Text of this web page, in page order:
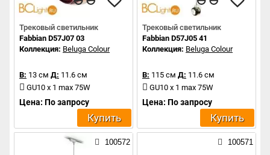
Трековый светильник
Fabbian D57J07 03
Коллекция: Beluga Colour
В: 13 см Д: 11.6 см
GU10 x 1 max 75W
Цена: По запросу
Купить
Трековый светильник
Fabbian D57J05 41
Коллекция: Beluga Colour
В: 115 см Д: 11.6 см
GU10 x 1 max 75W
Цена: По запросу
Купить
100572 100571